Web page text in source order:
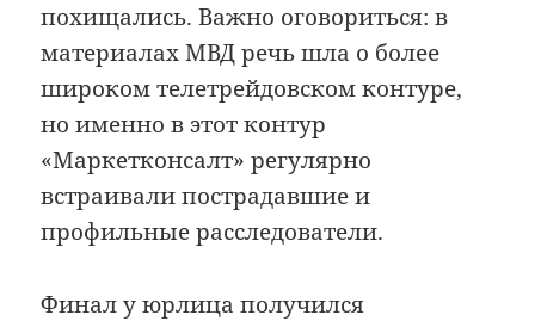
похищались. Важно оговориться: в
материалах МВД речь шла о более
широком телетрейдовском контуре,
но именно в этот контур
«Маркетконсалт» регулярно
встраивали пострадавшие и
профильные расследователи.
Финал у юрлица получился